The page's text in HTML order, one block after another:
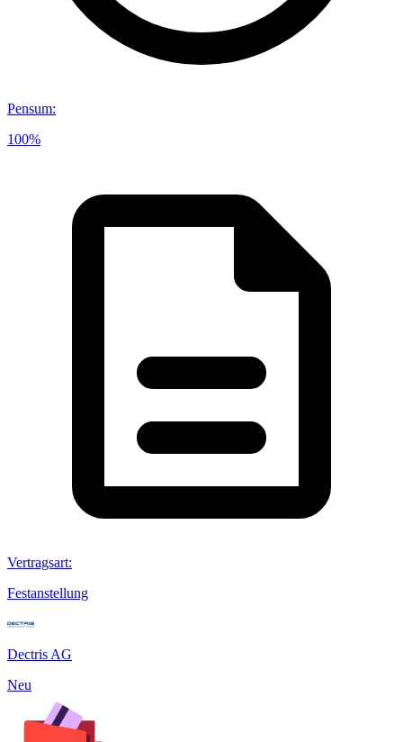
Pensum:
100%
Vertragsart:
Festanstellung
Dectris AG
Neu